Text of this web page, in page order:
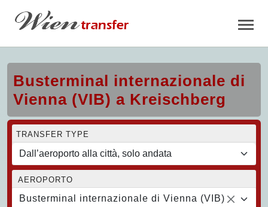
Busterminal internazionale di
Vienna (VIB) a Kreischberg
TRANSFER TYPE
AEROPORTO
Busterminal internazionale di Vienna (VIB)